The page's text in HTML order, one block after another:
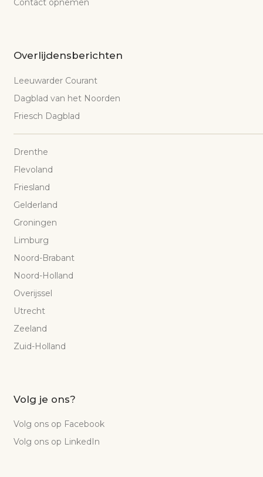
Contact opnemen
Overlijdensberichten
Leeuwarder Courant
Dagblad van het Noorden
Friesch Dagblad
Drenthe
Flevoland
Friesland
Gelderland
Groningen
Limburg
Noord-Brabant
Noord-Holland
Overijssel
Utrecht
Zeeland
Zuid-Holland
Volg je ons?
Volg ons op Facebook
Volg ons op LinkedIn